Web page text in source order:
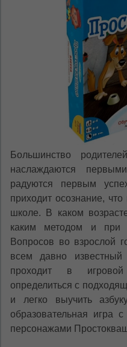
Большинство
наслаждаются
радуются первым
приходит осознание,
школе. В каком
каким методом и при
Вопросов во взрослой
всем давно
проходит в
определиться с
и легко выучить
образовательная игра
персонажами
al paginii.